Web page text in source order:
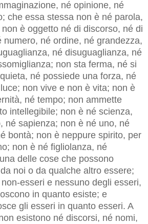
né opinione, né
che essa stessa non è né parola,
è oggetto né di discorso, né di
numero, né ordine, né grandezza,
né disuguaglianza, né
non sta ferma, né si
né possiede una forza, né
non vive e non è vita; non è
né tempo; non ammette
intellegibile; non è né scienza,
né sapienza; non è né uno, né
bontà; non è neppure spirito, per
non è né figliolanza, né
delle cose che possono
noi o da qualche altro essere;
esseri e nessuno degli esseri,
in quanto esiste; e
gli esseri in quanto esseri. A
esistono né discorsi, né nomi,